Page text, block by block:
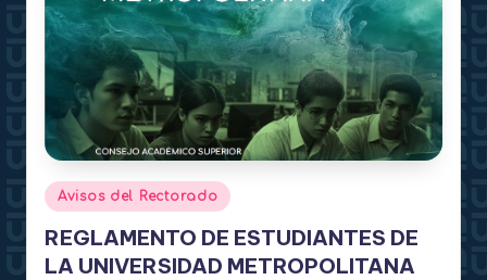
Publicado
en
Avisos del Rectorado
REGLAMENTO DE ESTUDIANTES DE
LA UNIVERSIDAD METROPOLITANA